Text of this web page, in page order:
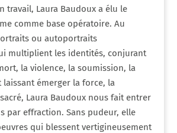
travail, Laura Baudoux a élu le
comme base opératoire. Au
ou autoportraits
multiplient les identités, conjurant
la violence, la soumission, la
émerger la force, la
Laura Baudoux nous fait entrer
par effraction. Sans pudeur, elle
qui blessent vertigineusement